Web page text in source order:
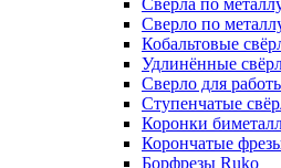
Сверла по
Сверло по
Кобальтовые
Удлинённые
Сверло для
Ступенчатые
Коронки
Корончатые
Борфрезы Ruko